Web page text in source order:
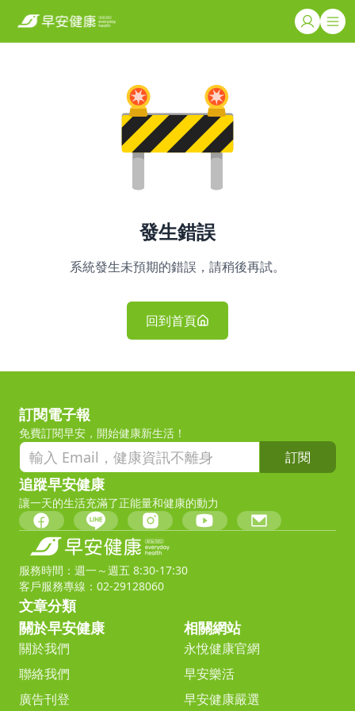
發生錯誤
系統發生未預期的錯誤，請稍後再試。
回到首頁
訂閱電子報
免費訂閱早安，開始健康新生活！
訂閱
追蹤早安健康
讓一天的生活充滿了正能量和健康的動力
服務時間：週一～週五 8:30-17:30
客戶服務專線：02-29128060
文章分類
關於早安健康
關於我們
聯絡我們
廣告刊登
相關網站
永悅健康官網
早安樂活
早安健康嚴選